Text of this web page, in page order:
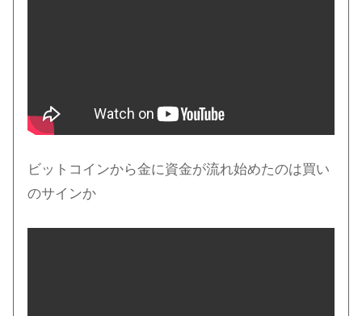
ビットコインから金に資金が流れ始めたのは買い
のサインか